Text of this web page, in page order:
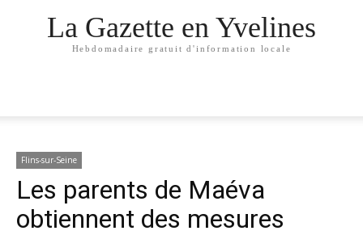
La Gazette en Yvelines
Hebdomadaire gratuit d'information locale
Flins-sur-Seine
Les parents de Maéva
obtiennent des mesures